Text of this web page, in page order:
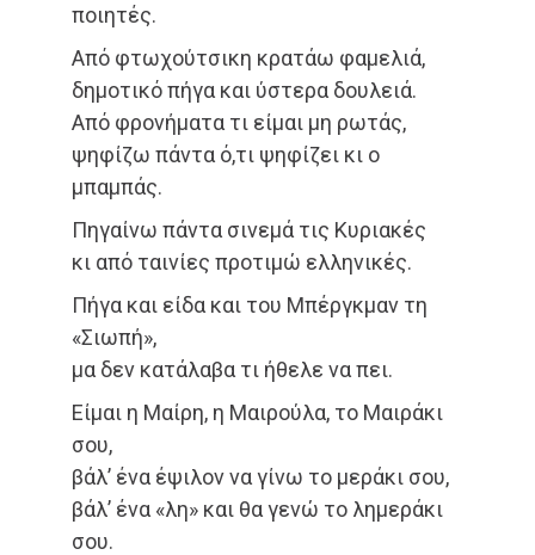
ποιητές.
Από φτωχούτσικη κρατάω φαμελιά,
δημοτικό πήγα και ύστερα δουλειά.
Από φρονήματα τι είμαι μη ρωτάς,
ψηφίζω πάντα ό,τι ψηφίζει κι ο
μπαμπάς.
Πηγαίνω πάντα σινεμά τις Κυριακές
κι από ταινίες προτιμώ ελληνικές.
Πήγα και είδα και του Μπέργκμαν τη
«Σιωπή»,
μα δεν κατάλαβα τι ήθελε να πει.
Είμαι η Μαίρη, η Μαιρούλα, το Μαιράκι
σου,
βάλ’ ένα έψιλον να γίνω το μεράκι σου,
βάλ’ ένα «λη» και θα γενώ το λημεράκι
σου.